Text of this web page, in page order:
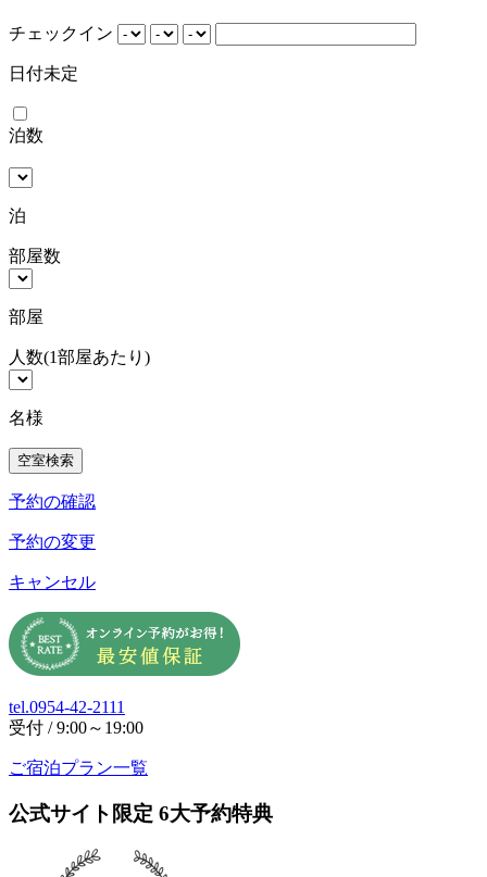
チェックイン
日付未定
泊数
泊
部屋数
部屋
人数(1部屋あたり)
名様
予約の確認
予約の変更
キャンセル
tel.0954-42-2111
受付 / 9:00～19:00
ご宿泊プラン一覧
公式サイト限定 6大予約特典